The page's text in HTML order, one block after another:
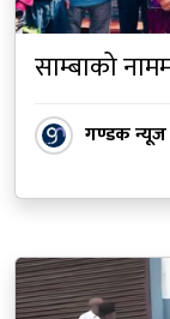
साम्बाको
गण्डक न्यूज